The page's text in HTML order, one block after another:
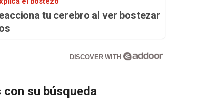
tu cerebro al ver bostezar
DISCOVER WITH
su búsqueda